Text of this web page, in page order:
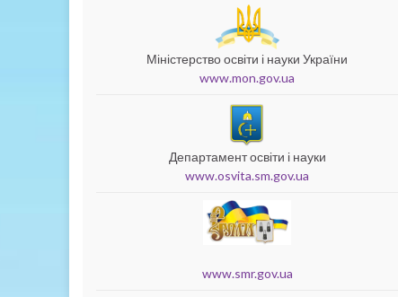
Міністерство освіти і науки України
www.mon.gov.ua
Департамент освіти і науки
www.osvita.sm.gov.ua
www.smr.gov.ua